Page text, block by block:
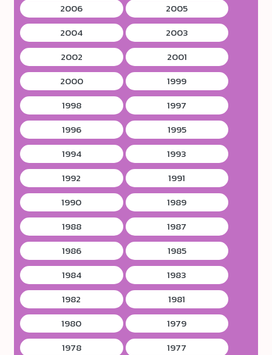
2006
2005
2004
2003
2002
2001
2000
1999
1998
1997
1996
1995
1994
1993
1992
1991
1990
1989
1988
1987
1986
1985
1984
1983
1982
1981
1980
1979
1978
1977